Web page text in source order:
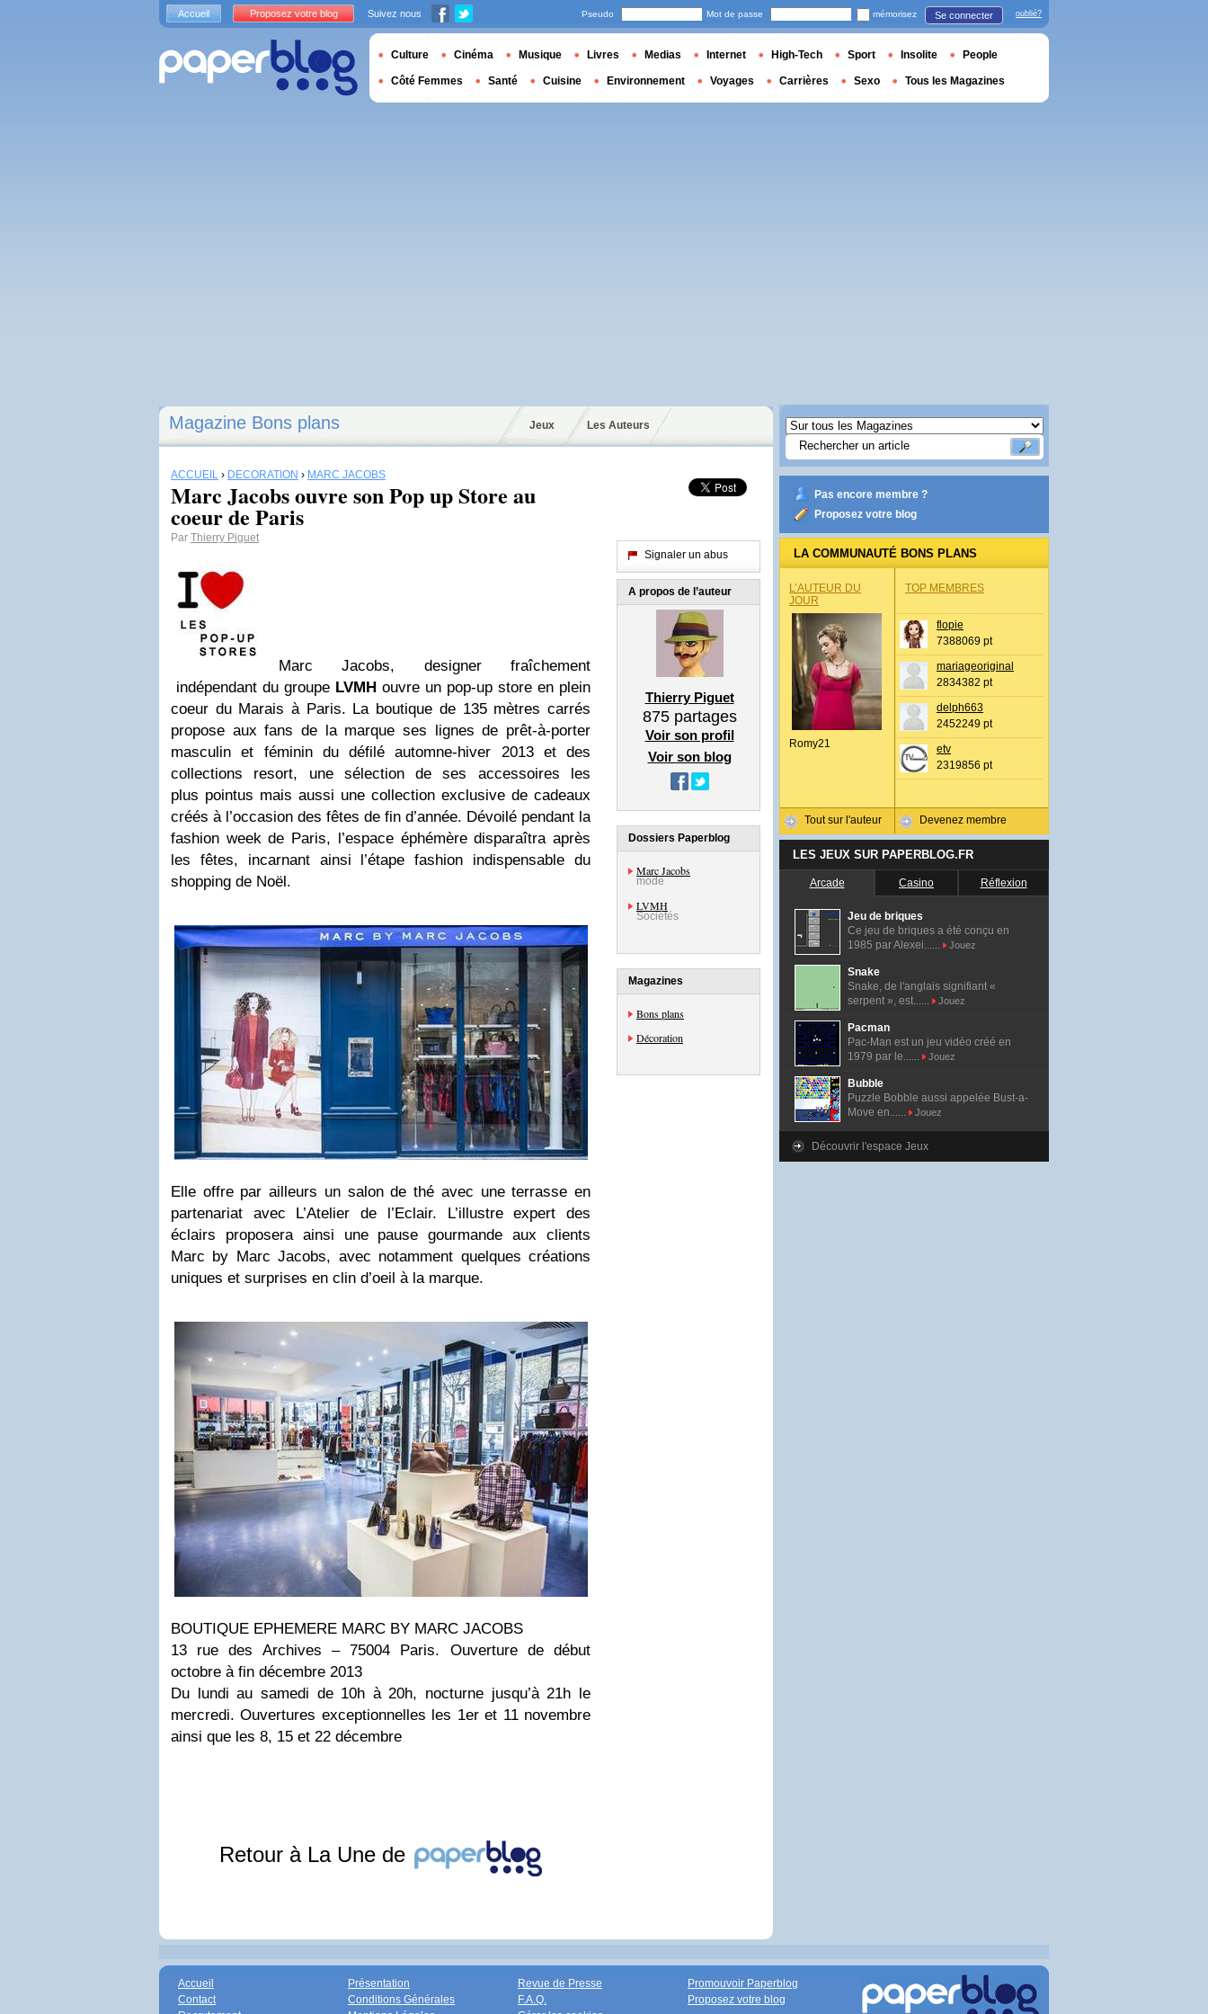
Magazine Bons plans Jeux Les Auteurs
ACCUEIL › DÉCORATION › MARC JACOBS
Marc Jacobs ouvre son Pop up Store au
coeur de Paris
Par Thierry Piguet
Marc Jacobs, designer fraîchement
indépendant du groupe LVMH ouvre un pop-up store en plein
coeur du Marais à Paris. La boutique de 135 mètres carrés
propose aux fans de la marque ses lignes de prêt-à-porter
masculin et féminin du défilé automne-hiver 2013 et des
collections resort, une sélection de ses accessoires les
plus pointus mais aussi une collection exclusive de cadeaux
créés à l’occasion des fêtes de fin d’année. Dévoilé pendant la
fashion week de Paris, l’espace éphémère disparaîtra après
les fêtes, incarnant ainsi l’étape fashion indispensable du
shopping de Noël.
Elle offre par ailleurs un salon de thé avec une terrasse en
partenariat avec L’Atelier de l’Eclair. L’illustre expert des
éclairs proposera ainsi une pause gourmande aux clients
Marc by Marc Jacobs, avec notamment quelques créations
uniques et surprises en clin d’oeil à la marque.
BOUTIQUE EPHEMERE MARC BY MARC JACOBS
13 rue des Archives – 75004 Paris. Ouverture de début
octobre à fin décembre 2013
Du lundi au samedi de 10h à 20h, nocturne jusqu’à 21h le
mercredi. Ouvertures exceptionnelles les 1er et 11 novembre
ainsi que les 8, 15 et 22 décembre
Retour à La Une de
Signaler un abus
A propos de l’auteur
Thierry Piguet
875partages
Voir son profil
Voir son blog
Dossiers Paperblog
Marc Jacobs
mode
LVMH
Sociétés
Magazines
Bons plans
Décoration
Pas encore membre ?
Proposez votre blog
LA COMMUNAUTÉ BONS PLANS
L’AUTEUR DU
JOUR
Romy21
Tout sur l'auteur
TOP MEMBRES
flopie
7388069 pt
mariageoriginal
2834382 pt
delph663
2452249 pt
etv
2319856 pt
Devenez membre
LES JEUX SUR PAPERBLOG.FR
Arcade Casino Réflexion
Jeu de briques
Ce jeu de briques a été conçu en
1985 par Alexei......
Jouez
Snake
Snake, de l'anglais signifiant «
serpent », est......
Jouez
Pacman
Pac-Man est un jeu vidéo créé en
1979 par le......
Jouez
Bubble
Puzzle Bobble aussi appelée Bust-a-
Move en......
Jouez
Découvrir l'espace Jeux
Accueil Proposez votre blog Suivez nous Pseudo Mot de passe mémorisez Se connecter oublié?
Culture Cinéma Musique Livres Medias Internet High-Tech Sport Insolite People
Côté Femmes Santé Cuisine Environnement Voyages Carrières Sexo Tous les Magazines
Accueil
Contact
Présentation
Conditions Générales
Revue de Presse
F.A.Q.
Promouvoir Paperblog
Proposez votre blog